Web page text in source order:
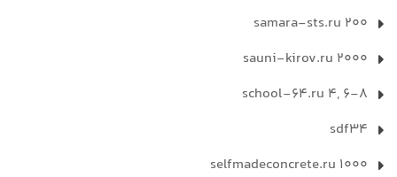
samara-sts.ru 200
sauni-kirov.ru 2000
school-64.ru 4, 6-8
sdf34
selfmadeconcrete.ru 1000